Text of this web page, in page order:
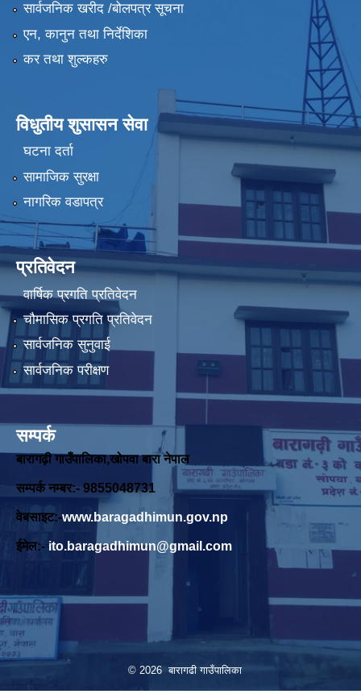
सार्वजनिक खरीद /बोलपत्र सूचना
एन, कानुन तथा निर्देशिका
कर तथा शुल्कहरु
विधुतीय शुसासन सेवा
घटना दर्ता
सामाजिक सुरक्षा
नागरिक वडापत्र
प्रतिवेदन
वार्षिक प्रगति प्रतिवेदन
चौमासिक प्रगति प्रतिवेदन
सार्वजनिक सुनुवाई
सार्वजनिक परीक्षण
सम्पर्क
बारागढ़ी गाउँपालिका,खोपवा बारा नेपाल
सम्पर्क नम्बर:- 9855048731
वेबसाइट:-www.baragadhimun.gov.np
ईमेल:- ito.baragadhimun@gmail.com
© 2026 बारागढी गाउँपालिका